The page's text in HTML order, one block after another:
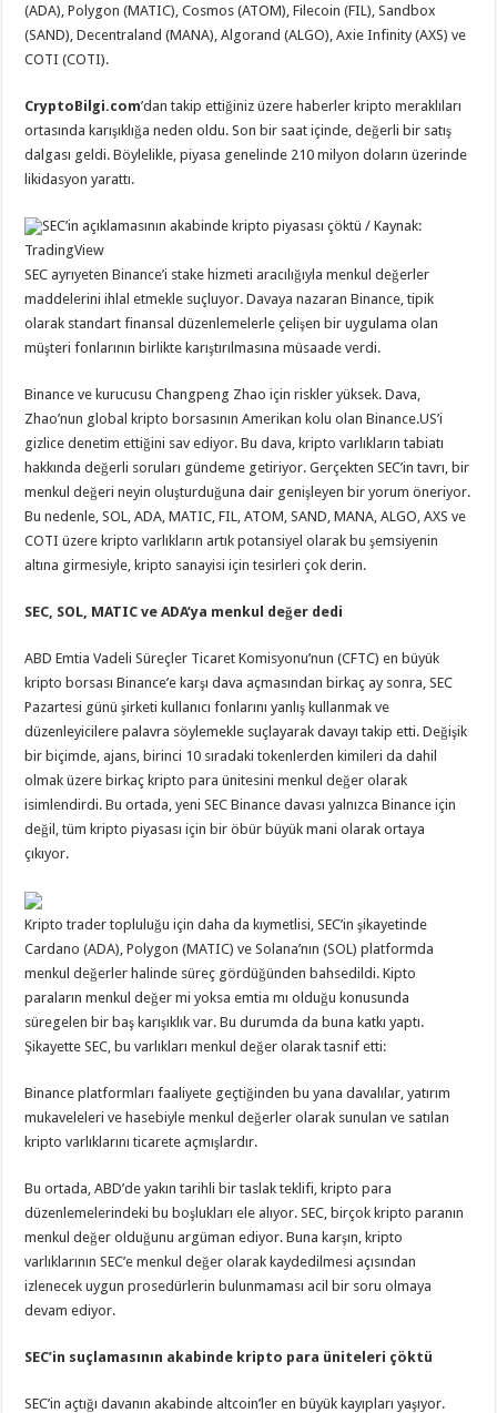
(ADA), Polygon (MATIC), Cosmos (ATOM), Filecoin (FIL), Sandbox
(SAND), Decentraland (MANA), Algorand (ALGO), Axie Infinity (AXS) ve
COTI (COTI).
CryptoBilgi.com’dan takip ettiğiniz üzere haberler kripto meraklıları
ortasında karışıklığa neden oldu. Son bir saat içinde, değerli bir satış
dalgası geldi. Böylelikle, piyasa genelinde 210 milyon doların üzerinde
likidasyon yarattı.
SEC’in açıklamasının akabinde kripto piyasası çöktü / Kaynak:
TradingView
SEC ayrıyeten Binance’i stake hizmeti aracılığıyla menkul değerler
maddelerini ihlal etmekle suçluyor. Davaya nazaran Binance, tipik
olarak standart finansal düzenlemelerle çelişen bir uygulama olan
müşteri fonlarının birlikte karıştırılmasına müsaade verdi.
Binance ve kurucusu Changpeng Zhao için riskler yüksek. Dava,
Zhao’nun global kripto borsasının Amerikan kolu olan Binance.US’i
gizlice denetim ettiğini sav ediyor. Bu dava, kripto varlıkların tabiatı
hakkında değerli soruları gündeme getiriyor. Gerçekten SEC’in tavrı, bir
menkul değeri neyin oluşturduğuna dair genişleyen bir yorum öneriyor.
Bu nedenle, SOL, ADA, MATIC, FIL, ATOM, SAND, MANA, ALGO, AXS ve
COTI üzere kripto varlıkların artık potansiyel olarak bu şemsiyenin
altına girmesiyle, kripto sanayisi için tesirleri çok derin.
SEC, SOL, MATIC ve ADA’ya menkul değer dedi
ABD Emtia Vadeli Süreçler Ticaret Komisyonu’nun (CFTC) en büyük
kripto borsası Binance’e karşı dava açmasından birkaç ay sonra, SEC
Pazartesi günü şirketi kullanıcı fonlarını yanlış kullanmak ve
düzenleyicilere palavra söylemekle suçlayarak davayı takip etti. Değişik
bir biçimde, ajans, birinci 10 sıradaki tokenlerden kimileri da dahil
olmak üzere birkaç kripto para ünitesini menkul değer olarak
isimlendirdi. Bu ortada, yeni SEC Binance davası yalnızca Binance için
değil, tüm kripto piyasası için bir öbür büyük mani olarak ortaya
çıkıyor.
Kripto trader topluluğu için daha da kıymetlisi, SEC’in şikayetinde
Cardano (ADA), Polygon (MATIC) ve Solana’nın (SOL) platformda
menkul değerler halinde süreç gördüğünden bahsedildi. Kipto
paraların menkul değer mi yoksa emtia mı olduğu konusunda
süregelen bir baş karışıklık var. Bu durumda da buna katkı yaptı.
Şikayette SEC, bu varlıkları menkul değer olarak tasnif etti:
Binance platformları faaliyete geçtiğinden bu yana davalılar, yatırım
mukaveleleri ve hasebiyle menkul değerler olarak sunulan ve satılan
kripto varlıklarını ticarete açmışlardır.
Bu ortada, ABD’de yakın tarihli bir taslak teklifi, kripto para
düzenlemelerindeki bu boşlukları ele alıyor. SEC, birçok kripto paranın
menkul değer olduğunu argüman ediyor. Buna karşın, kripto
varlıklarının SEC’e menkul değer olarak kaydedilmesi açısından
izlenecek uygun prosedürlerin bulunmaması acil bir soru olmaya
devam ediyor.
SEC’in suçlamasının akabinde kripto para üniteleri çöktü
SEC’in açtığı davanın akabinde altcoin’ler en büyük kayıpları yaşıyor.